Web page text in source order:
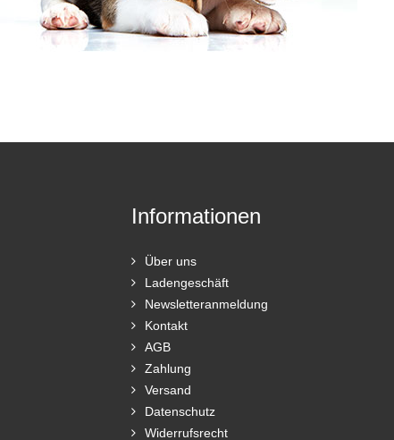
Informationen
Über uns
Ladengeschäft
Newsletteranmeldung
Kontakt
AGB
Zahlung
Versand
Datenschutz
Widerrufsrecht